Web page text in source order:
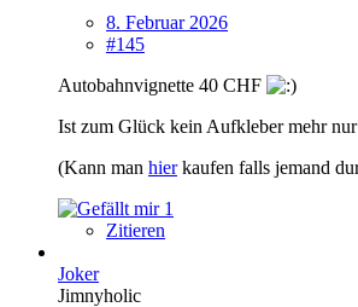
8. Februar 2026
#145
Autobahnvignette 40 CHF
Ist zum Glück kein Aufkleber mehr
(Kann man hierkaufen falls jemand
1
Zitieren
Joker
Jimnyholic